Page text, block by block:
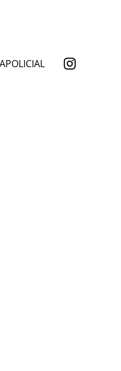
POLICIAL